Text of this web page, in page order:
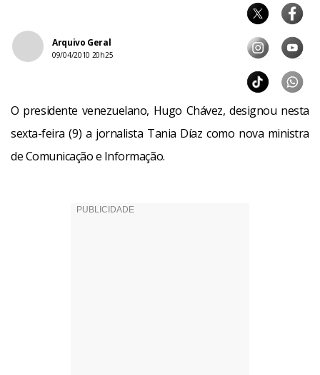
Arquivo Geral
09/04/2010 20h25
O presidente venezuelano, Hugo Chávez, designou nesta
sexta-feira (9) a jornalista Tania Díaz como nova ministra
de Comunicação e Informação.